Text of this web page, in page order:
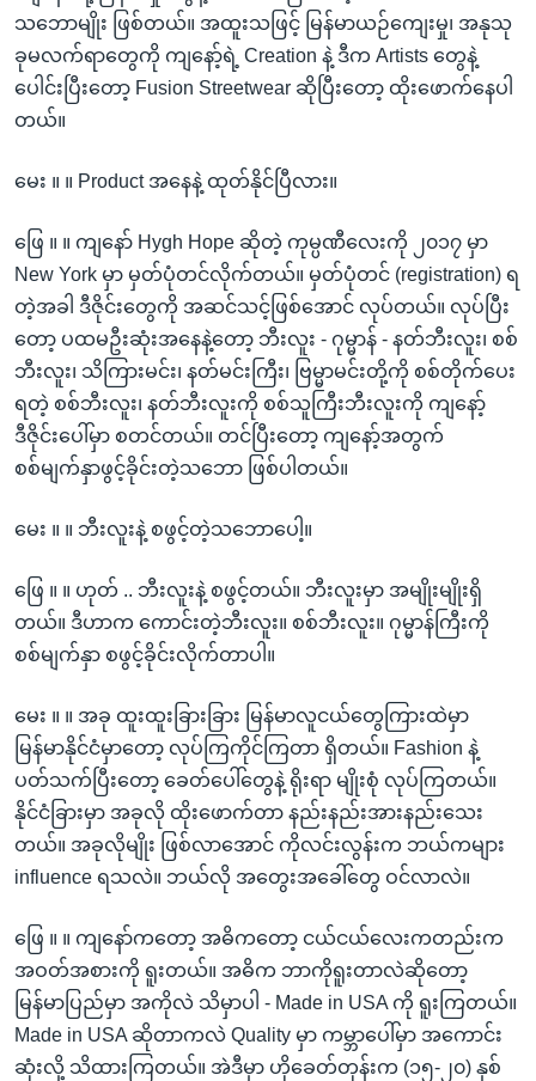
သဘောမျိုး ဖြစ်တယ်။ အထူးသဖြင့် မြန်မာယဉ်ကျေးမှု၊ အနုသု
ခုမလက်ရာတွေကို ကျနော့်ရဲ့ Creation နဲ့ ဒီက Artists တွေနဲ့
ပေါင်းပြီးတော့ Fusion Streetwear ဆိုပြီးတော့ ထိုးဖောက်နေပါ
တယ်။
မေး ။ ။ Product အနေနဲ့ ထုတ်နိုင်ပြီလား။
ဖြေ ။ ။ ကျနော် Hygh Hope ဆိုတဲ့ ကုမ္ပဏီလေးကို ၂၀၁၇ မှာ
New York မှာ မှတ်ပုံတင်လိုက်တယ်။ မှတ်ပုံတင် (registration) ရ
တဲ့အခါ ဒီဇိုင်းတွေကို အဆင်သင့်ဖြစ်အောင် လုပ်တယ်။ လုပ်ပြီး
တော့ ပထမဦးဆုံးအနေနဲ့တော့ ဘီးလူး - ဂုမ္မာန် - နတ်ဘီးလူး၊ စစ်
ဘီးလူး၊ သိကြားမင်း၊ နတ်မင်းကြီး၊ ဗြမ္မာမင်းတို့ကို စစ်တိုက်ပေး
ရတဲ့ စစ်ဘီးလူး၊ နတ်ဘီးလူးကို စစ်သူကြီးဘီးလူးကို ကျနော့်
ဒီဇိုင်းပေါ်မှာ စတင်တယ်။ တင်ပြီးတော့ ကျနော့်အတွက်
စစ်မျက်နှာဖွင့်ခိုင်းတဲ့သဘော ဖြစ်ပါတယ်။
မေး ။ ။ ဘီးလူးနဲ့ စဖွင့်တဲ့သဘောပေါ့။
ဖြေ ။ ။ ဟုတ် .. ဘီးလူးနဲ့ စဖွင့်တယ်။ ဘီးလူးမှာ အမျိုးမျိုးရှိ
တယ်။ ဒီဟာက ကောင်းတဲ့ဘီးလူး။ စစ်ဘီးလူး။ ဂုမ္မာန်ကြီးကို
စစ်မျက်နှာ စဖွင့်ခိုင်းလိုက်တာပါ။
မေး ။ ။ အခု ထူးထူးခြားခြား မြန်မာလူငယ်တွေကြားထဲမှာ
မြန်မာနိုင်ငံမှာတော့ လုပ်ကြကိုင်ကြတာ ရှိတယ်။ Fashion နဲ့
ပတ်သက်ပြီးတော့ ခေတ်ပေါ်တွေနဲ့ ရိုးရာ မျိုးစုံ လုပ်ကြတယ်။
နိုင်ငံခြားမှာ အခုလို ထိုးဖောက်တာ နည်းနည်းအားနည်းသေး
တယ်။ အခုလိုမျိုး ဖြစ်လာအောင် ကိုလင်းလွန်းက ဘယ်ကများ
influence ရသလဲ။ ဘယ်လို အတွေးအခေါ်တွေ ဝင်လာလဲ။
ဖြေ ။ ။ ကျနော်ကတော့ အဓိကတော့ ငယ်ငယ်လေးကတည်းက
အဝတ်အစားကို ရူးတယ်။ အဓိက ဘာကိုရူးတာလဲဆိုတော့
မြန်မာပြည်မှာ အကိုလဲ သိမှာပါ - Made in USA ကို ရူးကြတယ်။
Made in USA ဆိုတာကလဲ Quality မှာ ကမ္ဘာပေါ်မှာ အကောင်း
ဆုံးလို့ သိထားကြတယ်။ အဲဒီမှာ ဟိုခေတ်တုန်းက (၁၅-၂၀) နှစ်